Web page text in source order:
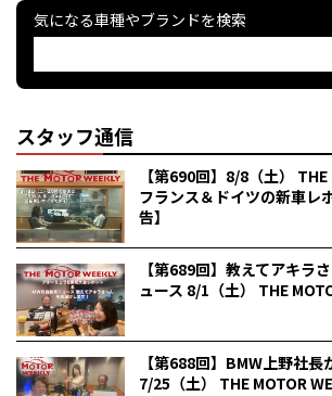
気になる車種やブランドを検索
スタッフ通信
【第690回】8/8（土）
フランス＆ドイツの新車レ
告】
【第689回】教えてアキラ
ュース 8/1（土） THE
【第688回】BMW上野社長
7/25（土） THE MOTOR